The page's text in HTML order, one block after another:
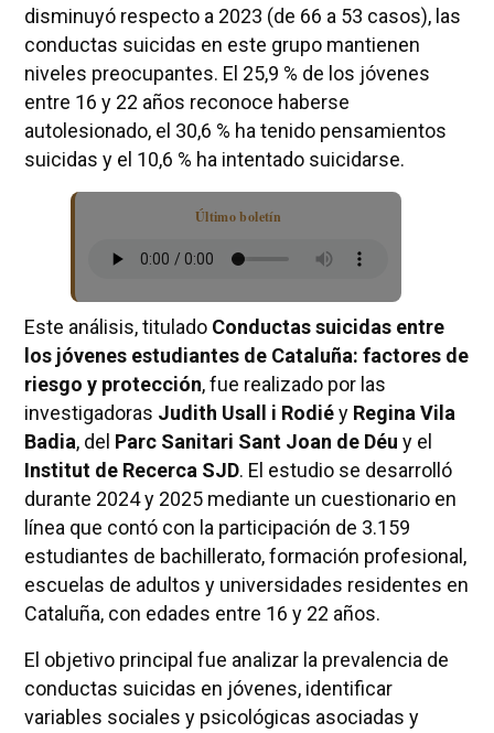
disminuyó respecto a 2023 (de 66 a 53 casos), las
conductas suicidas en este grupo mantienen
niveles preocupantes. El 25,9 % de los jóvenes
entre 16 y 22 años reconoce haberse
autolesionado, el 30,6 % ha tenido pensamientos
suicidas y el 10,6 % ha intentado suicidarse.
Último boletín
Este análisis, titulado Conductas suicidas entre
los jóvenes estudiantes de Cataluña: factores de
riesgo y protección, fue realizado por las
investigadoras Judith Usall i Rodiéy Regina Vila
Badia, del Parc Sanitari Sant Joan de Déu y el
Institut de Recerca SJD. El estudio se desarrolló
durante 2024 y 2025 mediante un cuestionario en
línea que contó con la participación de 3.159
estudiantes de bachillerato, formación profesional,
escuelas de adultos y universidades residentes en
Cataluña, con edades entre 16 y 22 años.
El objetivo principal fue analizar la prevalencia de
conductas suicidas en jóvenes, identificar
variables sociales y psicológicas asociadas y